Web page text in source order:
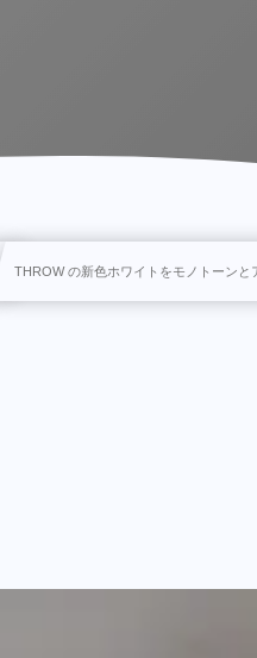
THROW の新色ホワイトをモノトーンと